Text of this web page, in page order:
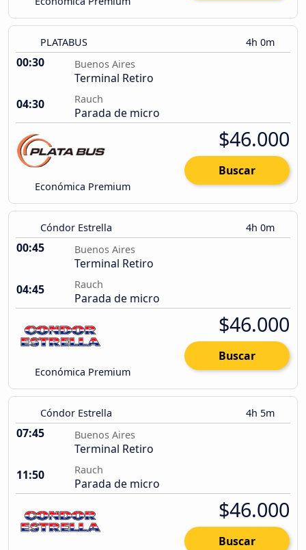
PLATABUS 4h 0m
00:30 Buenos Aires
Terminal Retiro
04:30
Rauch
Parada de micro
Económica Premium
$46.000
Buscar
Cóndor Estrella 4h 0m
00:45 Buenos Aires
Terminal Retiro
04:45
Rauch
Parada de micro
Económica Premium
$46.000
Buscar
Cóndor Estrella 4h 5m
07:45 Buenos Aires
Terminal Retiro
11:50
Rauch
Parada de micro
$46.000
Buscar